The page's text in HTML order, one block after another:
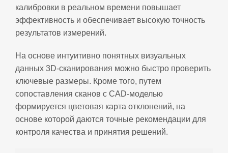
калибровки в реальном времени повышает
эффективность и обеспечивает высокую точность
результатов измерений.
На основе интуитивно понятных визуальных
данных 3D‑сканирования можно быстро проверить
ключевые размеры. Кроме того, путем
сопоставления сканов с CAD‑моделью
формируется цветовая карта отклонений, на
основе которой даются точные рекомендации для
контроля качества и принятия решений.